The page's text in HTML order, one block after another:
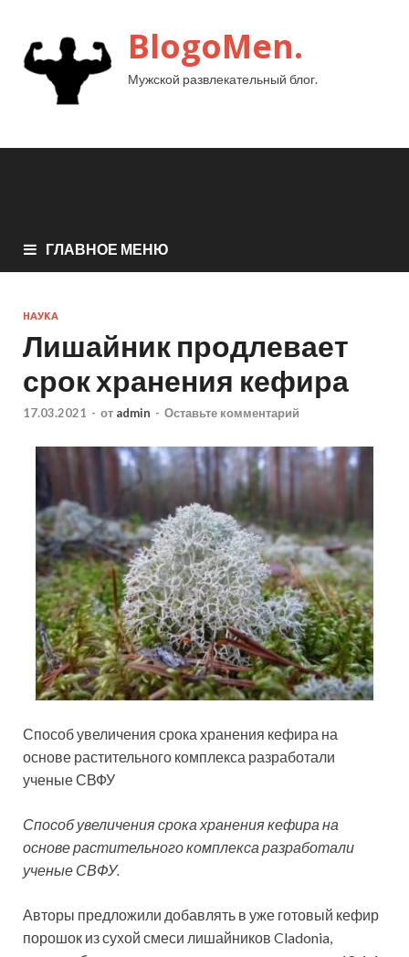
BlogoMen.
Мужской развлекательный блог.
ГЛАВНОЕ МЕНЮ
НАУКА
Лишайник продлевает
срок хранения кефира
17.03.2021 - от admin - Оставьте комментарий
Способ увеличения срока хранения кефира на
основе растительного комплекса разработали
ученые СВФУ
Способ увеличения срока хранения кефира на
основе растительного комплекса разработали
ученые СВФУ.
Авторы предложили добавлять в уже готовый кефир
порошок изсухой смеси лишайников Cladonia,